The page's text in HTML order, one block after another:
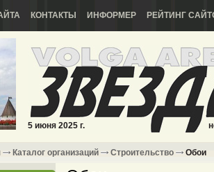
КОНТАКТЫ ИНФОРМЕР РЕЙТИНГ
5 июня 2025 г.
Каталог организаций Строительство Обои